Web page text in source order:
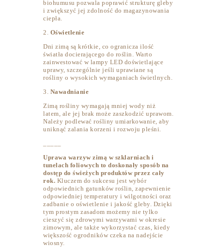
biohumusu pozwala poprawić strukturę gleby
i zwiększyć jej zdolność do magazynowania
ciepła.
2. Oświetlenie
Dni zimą są krótkie, co ogranicza ilość
światła docierającego do roślin. Warto
zainwestować w lampy LED doświetlające
uprawy, szczególnie jeśli uprawiane są
rośliny o wysokich wymaganiach świetlnych.
3. Nawadnianie
Zimą rośliny wymagają mniej wody niż
latem, ale jej brak może zaszkodzić uprawom.
Należy podlewać rośliny umiarkowanie, aby
uniknąć zalania korzeni i rozwoju pleśni.
Uprawa warzyw zimą w szklarniach i
tunelach foliowych to doskonały sposób na
dostęp do świeżych produktów przez cały
rok. Kluczem do sukcesu jest wybór
odpowiednich gatunków roślin, zapewnienie
odpowiedniej temperatury i wilgotności oraz
zadbanie o oświetlenie i jakość gleby. Dzięki
tym prostym zasadom możemy nie tylko
cieszyć się zdrowymi warzywami w okresie
zimowym, ale także wykorzystać czas, kiedy
większość ogrodników czeka na nadejście
wiosny.